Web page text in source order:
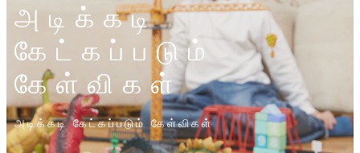
அடிக்கடி
கேட்கப்படும்
கேள்விகள்
அடிக்கடி கேட்கப்படும் கேள்விகள்